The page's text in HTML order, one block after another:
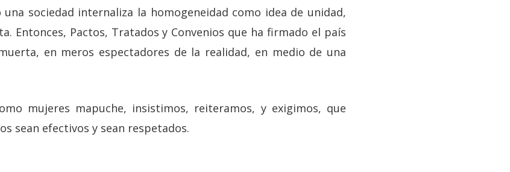
sociedad internaliza la homogeneidad como idea de unidad,
Entonces, Pactos, Tratados y Convenios que ha firmado el país
en meros espectadores de la realidad, en medio de una
mujeres mapuche, insistimos, reiteramos, y exigimos, que
sean efectivos y sean respetados.